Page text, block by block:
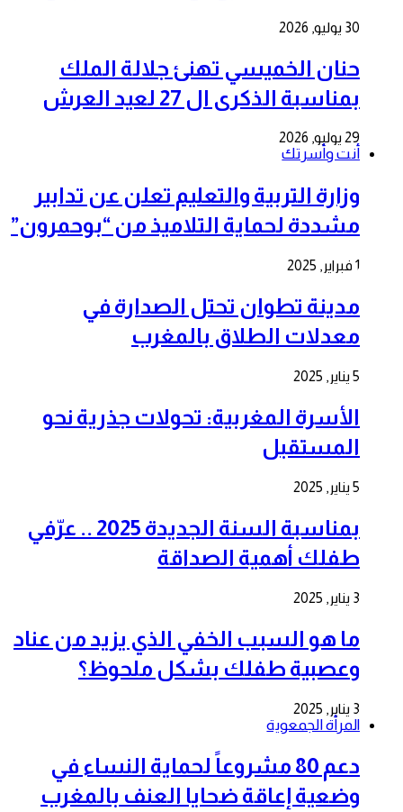
30 يوليو, 2026
حنان الخميسي تهنئ جلالة الملك
بمناسبة الذكرى ال 27 لعيد العرش
29 يوليو, 2026
أنت وأسرتك
وزارة التربية والتعليم تعلن عن تدابير
مشددة لحماية التلاميذ من “بوحمرون”
1 فبراير, 2025
مدينة تطوان تحتل الصدارة في
معدلات الطلاق بالمغرب
5 يناير, 2025
الأسرة المغربية: تحولات جذرية نحو
المستقبل
5 يناير, 2025
بمناسبة السنة الجديدة 2025 .. عرّفي
طفلك أهمية الصداقة
3 يناير, 2025
ما هو السبب الخفي الذي يزيد من عناد
وعصبية طفلك بشكل ملحوظ؟
3 يناير, 2025
المرأة الجمعوية
دعم 80 مشروعاً لحماية النساء في
وضعية إعاقة ضحايا العنف بالمغرب